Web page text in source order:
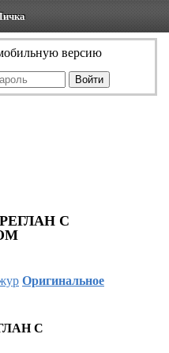
версию
С
Оригинальное
С